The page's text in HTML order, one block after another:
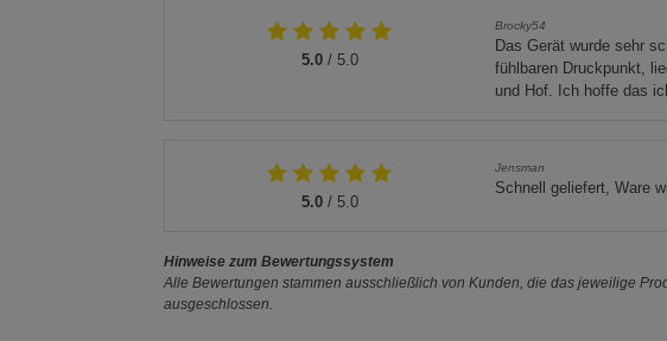
5.0/ 5.0
Brocky54
Das Gerät wurde sehr
fühlbaren Druckpunkt,
und Hof. Ich hoffe das
5.0/ 5.0
Jensman
Schnell geliefert, Ware
Hinweise zum Bewertungssystem
Alle Bewertungen stammen ausschließlich von Kunden, die das jeweilige
ausgeschlossen.